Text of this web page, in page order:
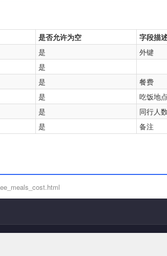
是否允许为空
字段描
是
外键
是
是
餐费
是
吃饭地
是
同行人
是 备注